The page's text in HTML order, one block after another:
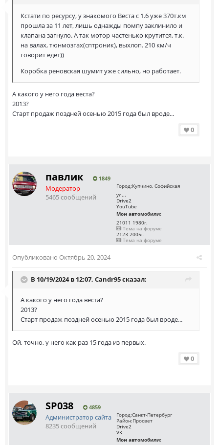
Кстати по ресурсу, у знакомого Веста с 1.6 уже 370т.км
прошла за 11 лет, лишь однажды помпу заклинило и
клапана загнуло. А так мотор частенько крутится, т.к.
на валах, тюнмозгах(сптроник), выхлоп. 210 км/ч
говорит едет))
Коробка реновская шумит уже сильно, но работает.
А какого у него года веста?
2013?
Старт продаж поздней осенью 2015 года был вроде...
0
павлик 1849
Модератор
5465 сообщений
Город:Купчино, Софийская
ул...
Drive2
YouTube
Мои автомобили:
21011 1980г.
Тема на форуме
2123 2005г.
Тема на форуме
Опубликовано Октябрь 20, 2024
В 10/19/2024 в 12:07, Саndr95сказал:
А какого у него года веста?
2013?
Старт продаж поздней осенью 2015 года был вроде...
Ой, точно, у него как раз 15 года из первых.
0
SP038 4859
Администратор сайта
8235 сообщений
Город:Санкт-Петербург
Район:Просвет
Drive2
VK
Мои автомобили: